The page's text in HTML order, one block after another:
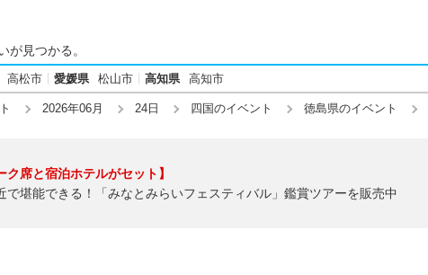
が見つかる。
高松市 愛媛県 松山市 高知県 高知市
2026年06月 24日 四国のイベント 徳島県のイベント
ク席と宿泊ホテルがセット】
で堪能できる！「みなとみらいフェスティバル」鑑賞ツアーを販売中